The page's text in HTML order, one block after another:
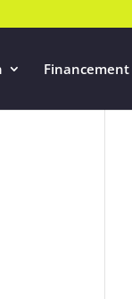
Financement